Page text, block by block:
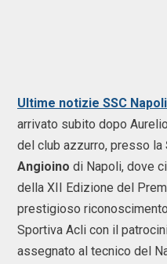
Ultime notizie SSC Napoli
arrivato subito dopo Aurelio
del club azzurro, presso la
Angioino di Napoli, dove
della XII Edizione del
prestigioso
Sportiva Acli con il
assegnato al tecnico del